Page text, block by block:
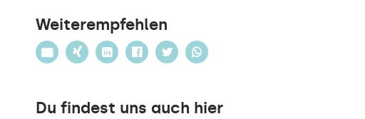
Weiterempfehlen
Du findest uns auch hier